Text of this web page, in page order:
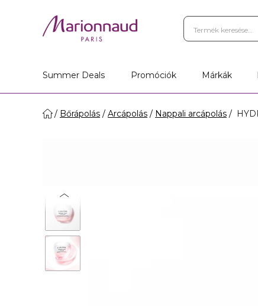
Summer Deals Promóciók Márkák
Bőrápolás Arcápolás Nappali arcápolás